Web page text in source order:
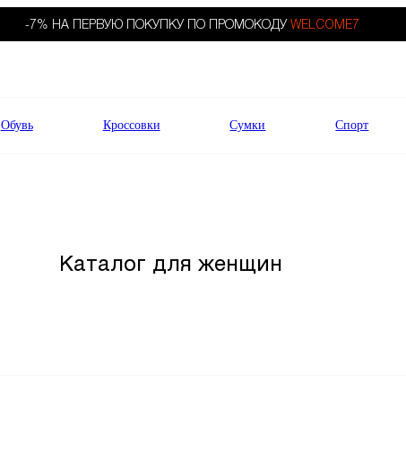
-7% НА ПЕРВУЮ ПОКУПКУ ПО ПРОМОКОДУ WELCOME7
Обувь Кроссовки Сумки Спорт
Каталог для женщин